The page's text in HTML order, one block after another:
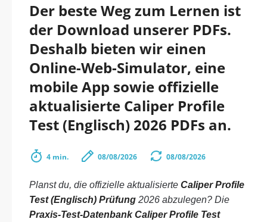
Der beste Weg zum Lernen ist
der Download unserer PDFs.
Deshalb bieten wir einen
Online-Web-Simulator, eine
mobile App sowie offizielle
aktualisierte Caliper Profile
Test (Englisch) 2026 PDFs an.
4 min. 08/08/2026 08/08/2026
Planst du, die offizielle aktualisierte Caliper Profile
Test (Englisch) Prüfung 2026 abzulegen? Die
Praxis-Test-Datenbank Caliper Profile Test